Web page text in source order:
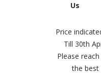
Us
**Price
Till 30th
Please
the best